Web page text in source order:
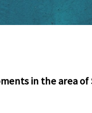
in the area